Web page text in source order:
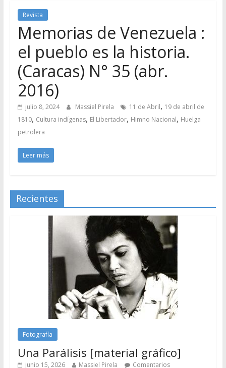
Revista
Memorias de Venezuela :
el pueblo es la historia.
(Caracas) N° 35 (abr.
2016)
julio 8, 2024 Massiel Pirela 11 de Abril, 19 de abril de
1810, Cultura indígenas, El Libertador, Himno Nacional, Huelga
petrolera
Leer más
Recientes
Fotografía
Una Parálisis [material gráfico]
junio 15, 2026 Massiel Pirela
Comentarios